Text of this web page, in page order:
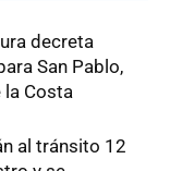
decreta
San Pablo,
la Costa
al tránsito 12